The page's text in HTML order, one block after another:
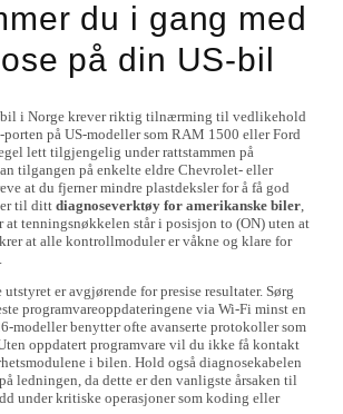
du i gang med
på din US-bil
bil i Norge krever riktig tilnærming til vedlikehold
på US-modeller som RAM 1500 eller Ford
lett tilgjengelig under rattstammen på
tilgangen på enkelte eldre Chevrolet- eller
at du fjerner mindre plastdeksler for å få god
til ditt diagnoseverktøy for amerikanske biler,
at tenningsnøkkelen står i posisjon to (ON) uten at
at alle kontrollmoduler er våkne og klare for
er avgjørende for presise resultater. Sørg
programvareoppdateringene via Wi-Fi minst en
modeller benytter ofte avanserte protokoller som
oppdatert programvare vil du ikke få kontakt
i bilen. Hold også diagnosekabelen
ledningen, da dette er den vanligste årsaken til
under kritiske operasjoner som koding eller